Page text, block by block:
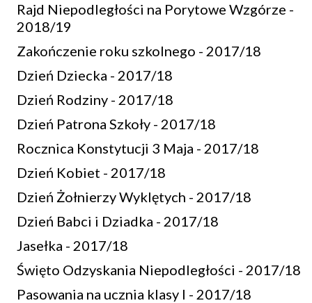
Rajd Niepodległości na Porytowe Wzgórze -
2018/19
Zakończenie roku szkolnego - 2017/18
Dzień Dziecka - 2017/18
Dzień Rodziny - 2017/18
Dzień Patrona Szkoły - 2017/18
Rocznica Konstytucji 3 Maja - 2017/18
Dzień Kobiet - 2017/18
Dzień Żołnierzy Wyklętych - 2017/18
Dzień Babci i Dziadka - 2017/18
Jasełka - 2017/18
Święto Odzyskania Niepodległości - 2017/18
Pasowania na ucznia klasy I - 2017/18